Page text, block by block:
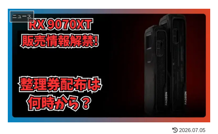
ニュース
2026.07.05